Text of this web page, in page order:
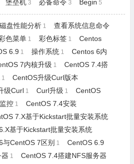
堡垒机 3 必备命令 3 Begin 5
磁盘性能分析 1 查看系统信息命令
色菜单 1 彩色标签 1
Centos
6.9 1 操作系统 1
Centos 6内
7内核升级 1
CentOS 7.4搭
1 CentOS升级Curl版本
级Curl 1 Curl升级 1
CentOS
控 1
CentOS 7.4安装
7.X基于Kickstart批量安装系统
基于Kickstart批量安装系统
与CentOS 7区别 1
CentOS 6.9
1 CentOS 7.4搭建NFS服务器